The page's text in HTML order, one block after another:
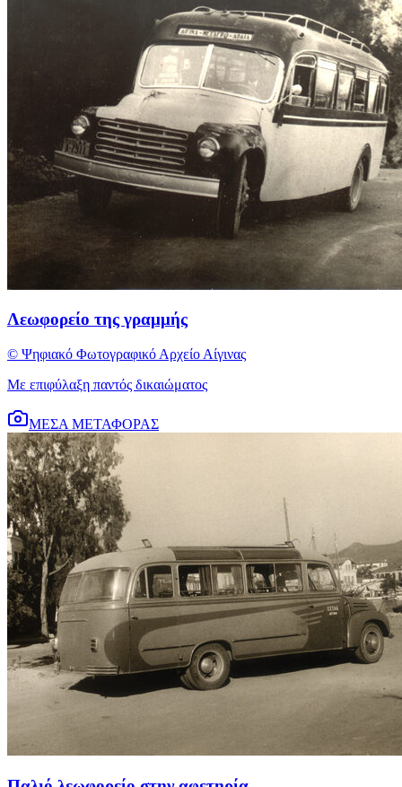
Λεωφορείο της γραμμής
© Ψηφιακό Φωτογραφικό Αρχείο Αίγινας
Με επιφύλαξη παντός δικαιώματος
ΜΕΣΑ ΜΕΤΑΦΟΡΑΣ